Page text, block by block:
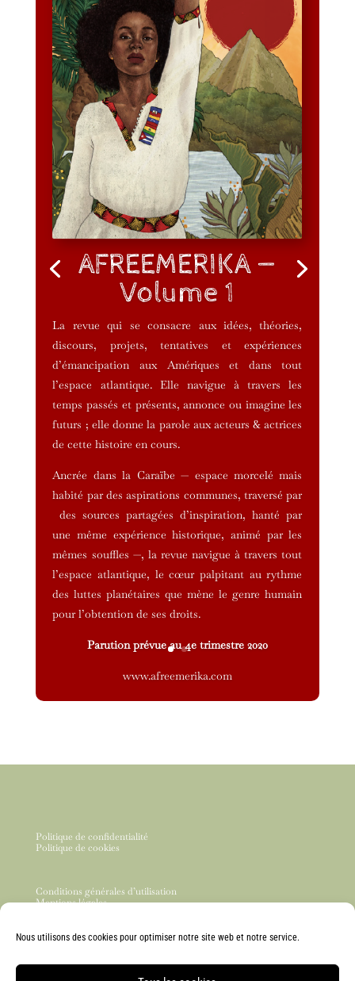
Nous utilisons des cookies pour optimiser notre site web et notre service.
AFREEMERIKA —
Volume 1
La revue qui se consacre aux idées, théories,
discours, projets, tentatives et expériences
d’émancipation aux Amériques et dans tout
l’espace atlantique. Elle navigue à travers les
temps passés et présents, annonce ou imagine les
futurs ; elle donne la parole aux acteurs & actrices
de cette histoire en cours.
Ancrée dans la Caraïbe — espace morcelé mais
habité par des aspirations communes, traversé par
des sources partagées d’inspiration, hanté par
une même expérience historique, animé par les
mêmes souffles —, la revue navigue à travers tout
l’espace atlantique, le cœur palpitant au rythme
des luttes planétaires que mène le genre humain
pour l’obtention de ses droits.
Parution prévue au 4e trimestre 2020
www.afreemerika.com
Politique de confidentialité
Politique de cookies
Conditions générales d’utilisation
Mentions légales